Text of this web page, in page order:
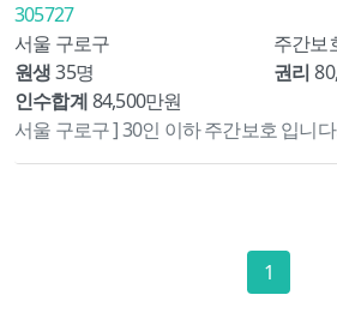
305727
서울 구로구
주간보
원생 35명 권리
인수합계84,500만원
서울 구로구 ] 30인 이하 주간보호 입니
1